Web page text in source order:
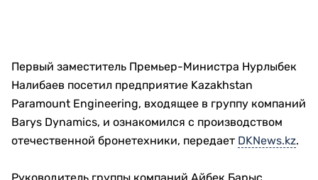
Первый заместитель Премьер-Министра Нурлыбек
Налибаев посетил предприятие Kazakhstan
Paramount Engineering, входящее в группу компаний
Barys Dynamics, и ознакомился с производством
отечественной бронетехники, передает DKNews.kz.